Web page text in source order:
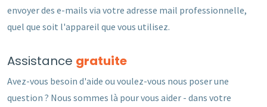
envoyer des e-mails via votre adresse mail professionnelle,
quel que soit l'appareil que vous utilisez.
Assistance gratuite
Avez-vous besoin d'aide ou voulez-vous nous poser une
question ? Nous sommes là pour vous aider - dans votre